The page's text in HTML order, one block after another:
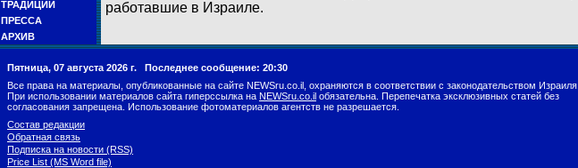
ТРАДИЦИИ
ПРЕССА
АРХИВ
работавшие в Израиле.
Пятница, 07 августа 2026 г. Последнее сообщение: 20:30
Все права на материалы, опубликованные на сайте NEWSru.co.il, охраняются в соответствии с законодательством Израиля.
При использовании материалов сайта гиперссылка на NEWSru.co.il обязательна. Перепечатка эксклюзивных статей без
согласования запрещена. Использование фотоматериалов агентств не разрешается.
Состав редакции
Обратная связь
Подписка на новости (RSS)
Price List (MS Word file)